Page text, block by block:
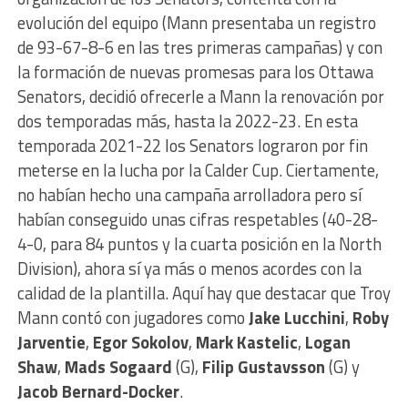
evolución del equipo (Mann presentaba un registro
de 93-67-8-6 en las tres primeras campañas) y con
la formación de nuevas promesas para los Ottawa
Senators, decidió ofrecerle a Mann la renovación por
dos temporadas más, hasta la 2022-23. En esta
temporada 2021-22 los Senators lograron por fin
meterse en la lucha por la Calder Cup. Ciertamente,
no habían hecho una campaña arrolladora pero sí
habían conseguido unas cifras respetables (40-28-
4-0, para 84 puntos y la cuarta posición en la North
Division), ahora sí ya más o menos acordes con la
calidad de la plantilla. Aquí hay que destacar que Troy
Mann contó con jugadores comoJake Lucchini, Roby
Jarventie, Egor Sokolov, Mark Kastelic, Logan
Shaw, Mads Sogaard(G), Filip Gustavsson(G) y
Jacob Bernard-Docker.